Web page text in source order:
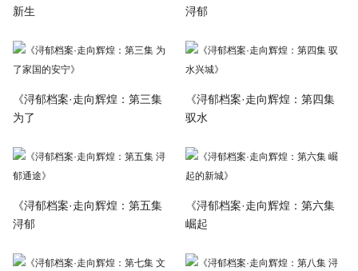
新生
浔郁
《浔郁档案·走向辉煌：第三集
为了
《浔郁档案·走向辉煌：第四集
驭水
《浔郁档案·走向辉煌：第五集
浔郁
《浔郁档案·走向辉煌：第六集
崛起